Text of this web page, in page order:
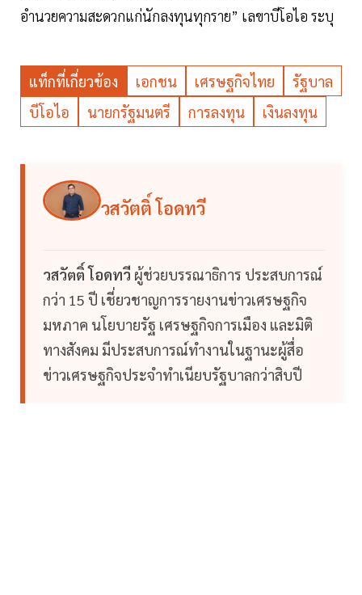
อำนวยความสะดวกแก่นักลงทุนทุกราย” เลขาบีโอไอ ระบุ
แท็กที่เกี่ยวข้อง เอกชน เศรษฐกิจไทย
รัฐบาล
บีโอไอ
นายกรัฐมนตรี การลงทุน เงินลงทุน
วสวัตติ์ โอดทวี
วสวัตติ์ โอดทวี ผู้ช่วยบรรณาธิการ ประสบการณ์
กว่า 15 ปี เชี่ยวชาญการรายงานข่าวเศรษฐกิจ
มหภาค นโยบายรัฐ เศรษฐกิจการเมือง และมิติ
ทางสังคม มีประสบการณ์ทำงานในฐานะผู้สื่อ
ข่าวเศรษฐกิจประจำทำเนียบรัฐบาลกว่าสิบปี